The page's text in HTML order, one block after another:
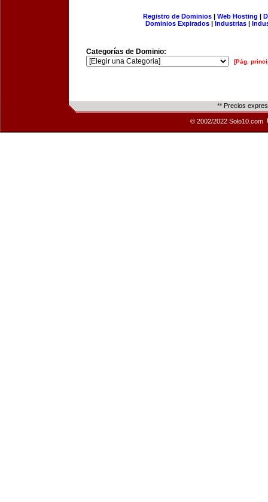
Registro de Dominios| Web Hosting |
Dominios Expirados | Industrias |
Categorías de Dominio:
[Pág.
** Precios
© 2002/2022 Solo10.com